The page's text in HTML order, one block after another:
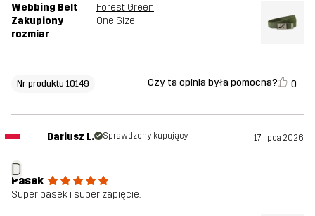
Webbing Belt
Forest Green
Zakupiony
rozmiar
One Size
Nr produktu 10149 Czy ta opinia była pomocna? 0
D
Dariusz L. Sprawdzony kupujący 17 lipca 2026
Pasek
Super pasek i super zapięcie.